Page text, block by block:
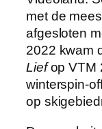
met de
afgesloten
2022 kwam
Liefop VTM
winterspin-
op